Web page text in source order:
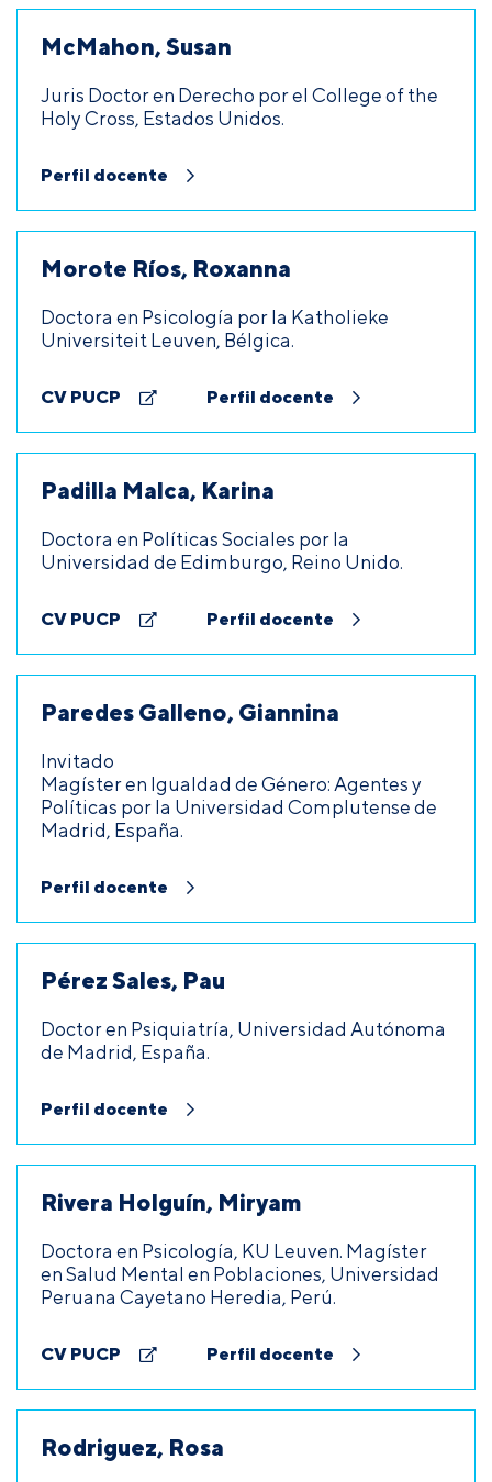
McMahon, Susan
Juris Doctor en Derecho por el College of the
Holy Cross, Estados Unidos.
Perfil docente
Morote Ríos, Roxanna
Doctora en Psicología por la Katholieke
Universiteit Leuven, Bélgica.
CV PUCP Perfil docente
Padilla Malca, Karina
Doctora en Políticas Sociales por la
Universidad de Edimburgo, Reino Unido.
CV PUCP Perfil docente
Paredes Galleno, Giannina
Invitado
Magíster en Igualdad de Género: Agentes y
Políticas por la Universidad Complutense de
Madrid, España.
Perfil docente
Pérez Sales, Pau
Doctor en Psiquiatría, Universidad Autónoma
de Madrid, España.
Perfil docente
Rivera Holguín, Miryam
Doctora en Psicología, KU Leuven. Magíster
en Salud Mental en Poblaciones, Universidad
Peruana Cayetano Heredia, Perú.
CV PUCP Perfil docente
Rodriguez, Rosa